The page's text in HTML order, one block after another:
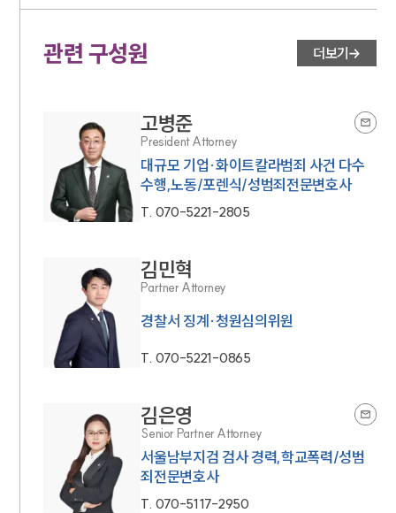
관련 구성원 더보기
고병준
President Attorney
대규모 기업·화이트칼라범죄 사건 다수
수행,노동/포렌식/성범죄전문변호사
T. 070-5221-2805
김민혁
Partner Attorney
경찰서 징계·청원심의위원
T. 070-5221-0865
김은영
Senior Partner Attorney
서울남부지검 검사 경력,학교폭력/성범
죄전문변호사
T. 070-5117-2950